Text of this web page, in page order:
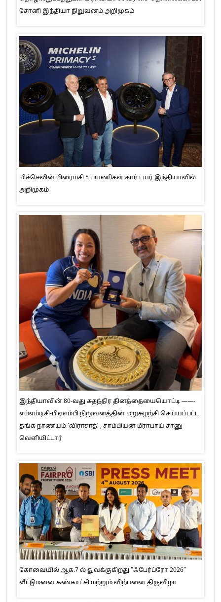
சோனி இந்தியா நிறுவனம் அறிமுகம்
மிச்செலின் பிரைமசி 5 பயணிகள் கார் டயர் இந்தியாவில்
அறிமுகம்
இந்தியாவின் 80-வது சுதந்திர தினத்தையையொட்டி ——-
எம்எம்டிசி-பிஏஎம்பி நிறுவனத்தின் மறுசுழற்சி செய்யப்பட்ட
தங்க நாணயம் ‘விராசாத்’ ; சாம்பியன் மீராபாய் சானு
வெளியிட்டார்
கோவையில் ஆக.7 ல் துவக்குகிறது “ஃபேர்ப்ரோ 2026”
வீட்டுமனை கண்காட்சி மற்றும் விற்பனை திருவிழா